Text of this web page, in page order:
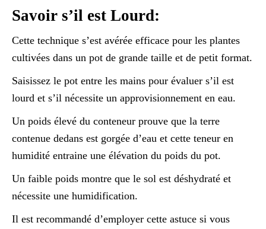
Savoir s’il est Lourd:
Cette technique s’est avérée efficace pour les plantes
cultivées dans un pot de grande taille et de petit format.
Saisissez le pot entre les mains pour évaluer s’il est
lourd et s’il nécessite un approvisionnement en eau.
Un poids élevé du conteneur prouve que la terre
contenue dedans est gorgée d’eau et cette teneur en
humidité entraine une élévation du poids du pot.
Un faible poids montre que le sol est déshydraté et
nécessite une humidification.
Il est recommandé d’employer cette astuce si vous